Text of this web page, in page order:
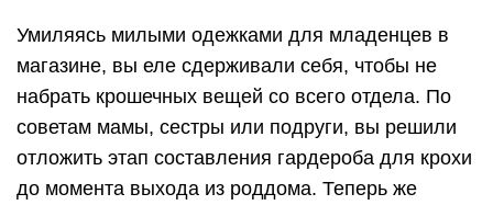
Умиляясь милыми одежками для младенцев в
магазине, вы еле сдерживали себя, чтобы не
набрать крошечных вещей со всего отдела. По
советам мамы, сестры или подруги, вы решили
отложить этап составления гардероба для крохи
до момента выхода из роддома. Теперь же